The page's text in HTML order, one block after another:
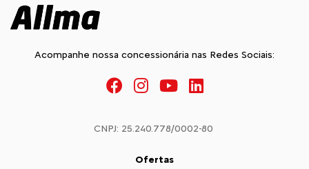
Acompanhe nossa concessionária nas Redes Sociais:
CNPJ: 25.240.778/0002-80
Ofertas